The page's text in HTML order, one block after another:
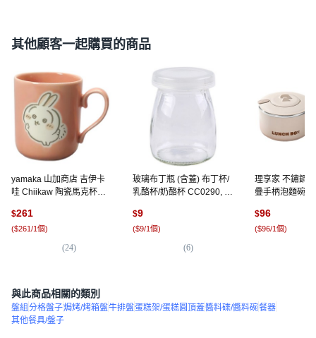
其他顧客一起購買的商品
yamaka 山加商店 吉伊卡
哇 Chiikaw 陶瓷馬克杯
$261
($261/1個)
(24)
玻璃布丁瓶 (含蓋) 布丁杯/
乳酪杯/奶酪杯 CC0290, 透
$9
($9/1個)
(6)
理享家 不鏽鋼
疊手柄泡麵碗
$96
($96/1個)
與此商品相關的類別
盤組 分格盤子焗烤/烤箱盤牛排盤蛋糕架/蛋糕圓頂蓋醬料碟/醬料碗餐器
其他餐具/盤子